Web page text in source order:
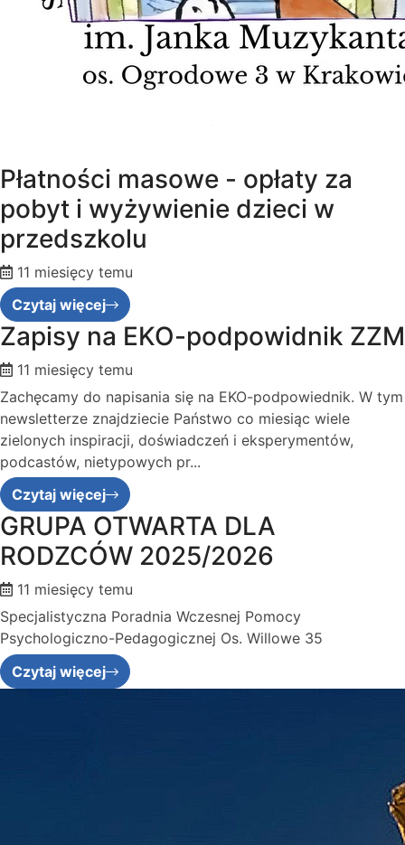
Płatności masowe - opłaty za
pobyt i wyżywienie dzieci w
przedszkolu
11 miesięcy temu
Czytaj więcej
Zapisy na EKO-podpowidnik ZZM
11 miesięcy temu
Zachęcamy do napisania się na EKO-podpowiednik. W tym
newsletterze znajdziecie Państwo co miesiąc wiele
zielonych inspiracji, doświadczeń i eksperymentów,
podcastów, nietypowych pr...
Czytaj więcej
GRUPA OTWARTA DLA
RODZCÓW 2025/2026
11 miesięcy temu
Specjalistyczna Poradnia Wczesnej Pomocy
Psychologiczno-Pedagogicznej Os. Willowe 35
Czytaj więcej